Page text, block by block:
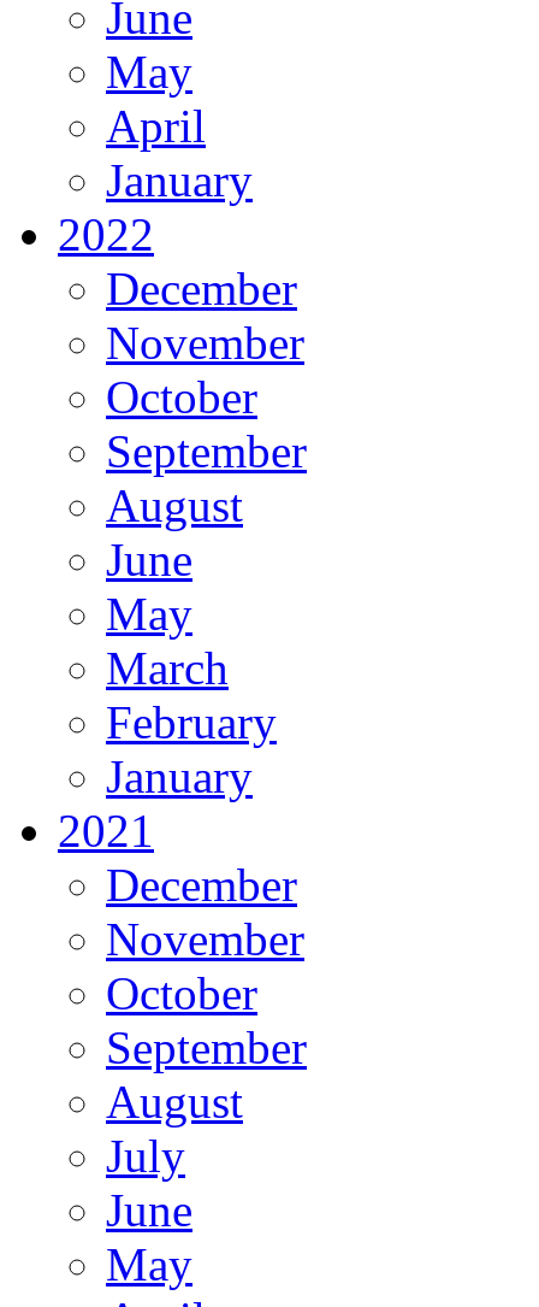
June
May
April
January
2022
December
November
October
September
August
June
May
March
February
January
2021
December
November
October
September
August
July
June
May